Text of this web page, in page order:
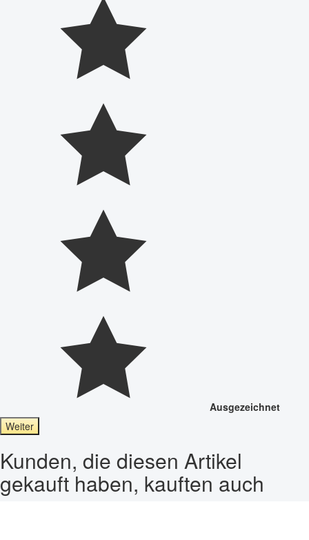
Ausgezeichnet
Weiter
Kunden, die diesen Artikel
gekauft haben, kauften auch